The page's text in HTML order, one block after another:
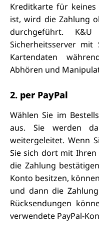
Kreditkarte für
ist, wird die Zahlung
durchgeführt.
Sicherheitsserver mit
Kartendaten
Abhören und
2. per PayPal
Wählen Sie im
aus. Sie werden
weitergeleitet. Wenn
Sie sich dort mit
die Zahlung
Konto besitzen,
und dann die
Rücksendungen
verwendete PayPal-